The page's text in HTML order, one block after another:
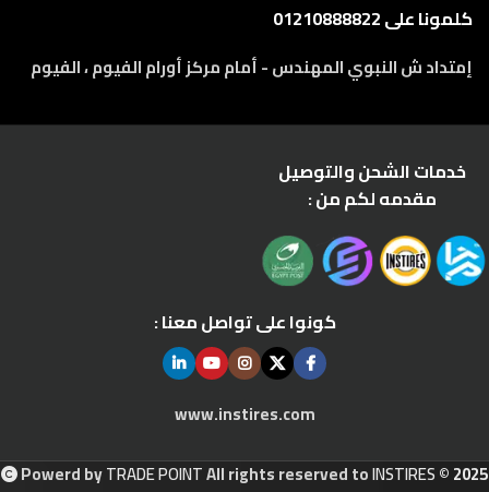
كلمونا على 01210888822
إمتداد ش النبوي المهندس - أمام مركز أورام الفيوم ، الفيوم
خدمات الشحن والتوصيل
مقدمه لكم من :
كونوا على تواصل معنا :
www.instires.com
Powerd byTRADE POINTAll rights reserved toINSTIRES© 2025